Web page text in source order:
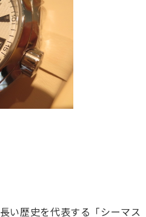
い歴史を代表する「シーマス